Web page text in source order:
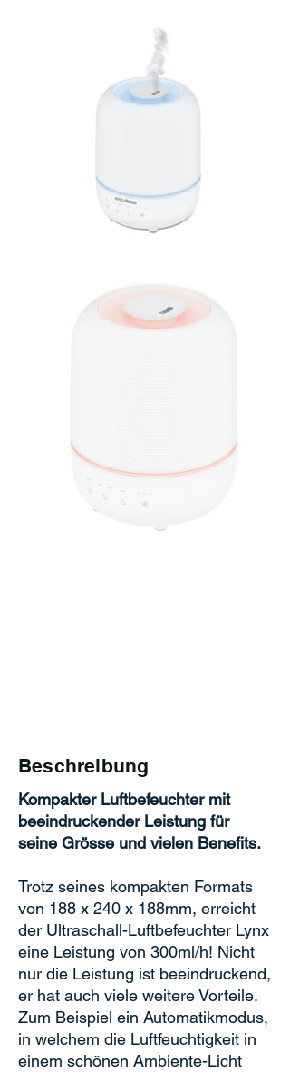
Beschreibung
Kompakter Luftbefeuchter mit
beeindruckender Leistung für
seine Grösse und vielen Benefits.
Trotz seines kompakten Formats
von 188 x 240 x 188mm, erreicht
der Ultraschall-Luftbefeuchter Lynx
eine Leistung von 300ml/h! Nicht
nur die Leistung ist beeindruckend,
er hat auch viele weitere Vorteile.
Zum Beispiel ein Automatikmodus,
in welchem die Luftfeuchtigkeit in
einem schönen Ambiente-Licht